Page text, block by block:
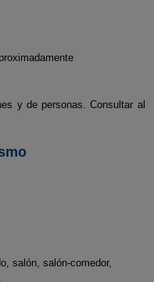
y de personas. Consultar al
salón, salón-comedor,